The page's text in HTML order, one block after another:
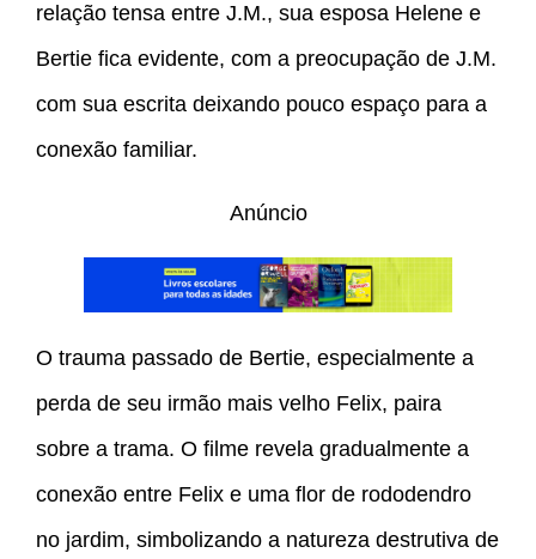
relação tensa entre J.M., sua esposa Helene e
Bertie fica evidente, com a preocupação de J.M.
com sua escrita deixando pouco espaço para a
conexão familiar.
Anúncio
O trauma passado de Bertie, especialmente a
perda de seu irmão mais velho Felix, paira
sobre a trama. O filme revela gradualmente a
conexão entre Felix e uma flor de rododendro
no jardim, simbolizando a natureza destrutiva de